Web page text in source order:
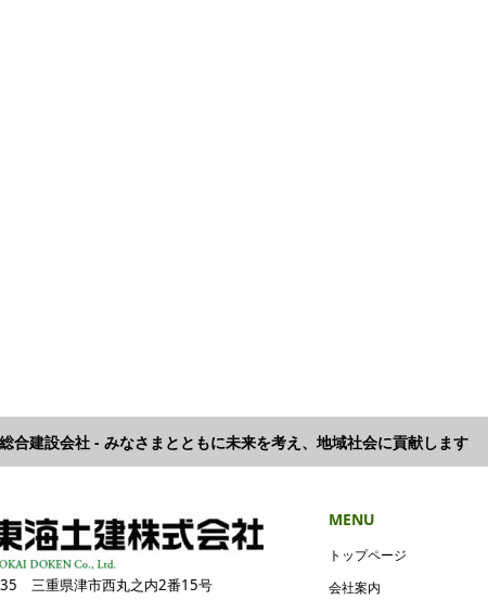
合建設会社 - みなさまとともに未来を考え、地域社会に貢献します
三重県津市西丸之内2番15号
MENU
トップページ
会社案内